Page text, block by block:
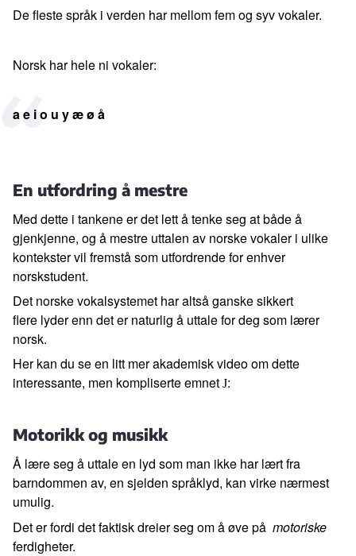
De fleste språk i verden har mellom fem og syv vokaler.
Norsk har hele ni vokaler:
a e i o u y æ ø å
En utfordring å mestre
Med dette i tankene er det lett å tenke seg at både å
gjenkjenne, og å mestre uttalen av norske vokaler i ulike
kontekstervil fremstå som utfordrende for enhver
norskstudent.
Det norske vokalsystemet har altså ganske sikkert
flere lyderenn det er naturlig å uttale for deg som lærer
norsk.
Her kan du se en litt mer akademisk video om dette
interessante, men kompliserte emnet J:
Motorikk og musikk
Å lære seg å uttale en lyd som man ikke har lært fra
barndommen av, en sjelden språklyd, kan virke nærmest
umulig.
Det er fordi det faktisk dreier seg om å øve på motoriske
ferdigheter.